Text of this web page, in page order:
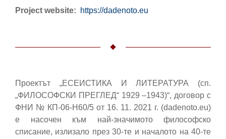
Project website https://dadenoto.eu
Проектът „ЕСЕИСТИКА И ЛИТЕРАТУРА (сп.
„ФИЛОСОФСКИ ПРЕГЛЕД“ 1929 –1943)“, договор с
ФНИ № КП-06-Н60/5 от 16. 11. 2021 г. (dadenoto.eu)
е насочен към най-значимото философско
списание, излизало през 30-те и началото на 40-те